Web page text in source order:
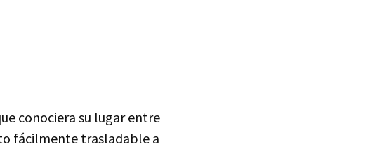
conociera su lugar entre
fácilmente trasladable a